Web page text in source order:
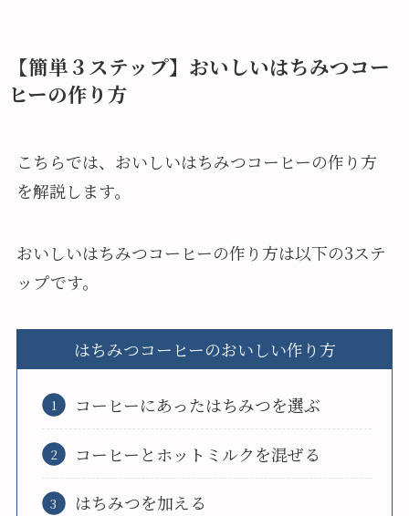
【簡単３ステップ】おいしいはちみつコー
ヒーの作り方
こちらでは、おいしいはちみつコーヒーの作り方
を解説します。
おいしいはちみつコーヒーの作り方は以下の3ステ
ップです。
はちみつコーヒーのおいしい作り方
コーヒーにあったはちみつを選ぶ
コーヒーとホットミルクを混ぜる
はちみつを加える